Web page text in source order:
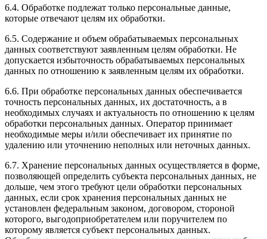
6.4. Обработке подлежат только персональные данные,
которые отвечают целям их обработки.
6.5. Содержание и объем обрабатываемых персональных
данных соответствуют заявленным целям обработки. Не
допускается избыточность обрабатываемых персональных
данных по отношению к заявленным целям их обработки.
6.6. При обработке персональных данных обеспечивается
точность персональных данных, их достаточность, а в
необходимых случаях и актуальность по отношению к целям
обработки персональных данных. Оператор принимает
необходимые меры и/или обеспечивает их принятие по
удалению или уточнению неполных или неточных данных.
6.7. Хранение персональных данных осуществляется в форме,
позволяющей определить субъекта персональных данных, не
дольше, чем этого требуют цели обработки персональных
данных, если срок хранения персональных данных не
установлен федеральным законом, договором, стороной
которого, выгодоприобретателем или поручителем по
которому является субъект персональных данных.